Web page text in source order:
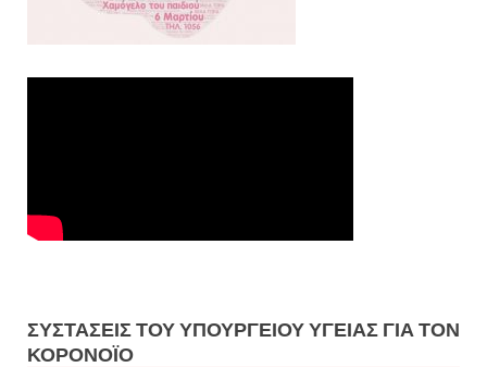
ΣΥΣΤΑΣΕΙΣ ΤΟΥ ΥΠΟΥΡΓΕΙΟΥ ΥΓΕΙΑΣ ΓΙΑ ΤΟΝ
ΚΟΡΟΝΟΪΟ